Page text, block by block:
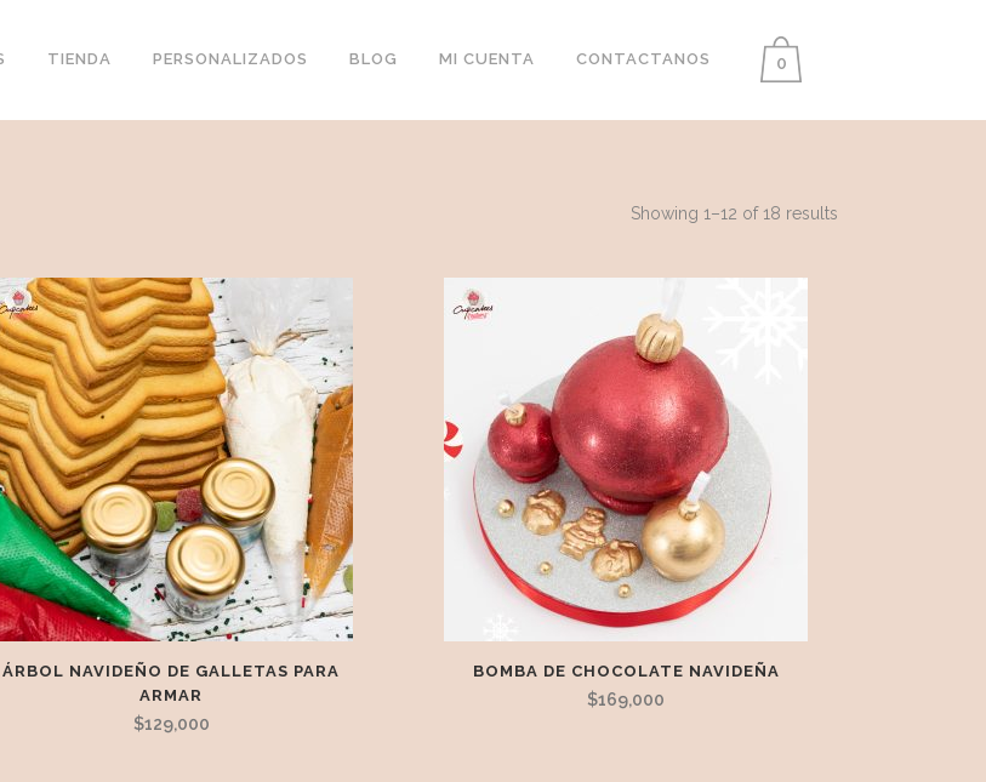
0
TIENDA PERSONALIZADOS BLOG MI CUENTA CONTACTANOS
Showing 1–12 of 18 results
ÁRBOL NAVIDEÑO DE GALLETAS PARA
ARMAR
$129,000
BOMBA DE CHOCOLATE NAVIDEÑA
$169,000